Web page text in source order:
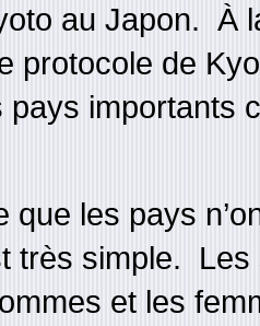
au Japon. À
protocole de
importants
que les pays
très simple. Les
et les